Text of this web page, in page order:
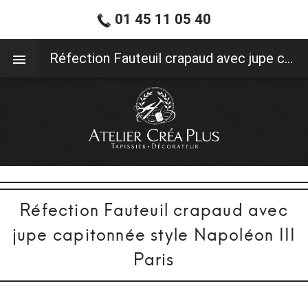
Réfection Fauteuil crapaud avec
jupe capitonnée style Napoléon III
Paris
01 45 11 05 40
Réfection Fauteuil crapaud avec jupe capitonnée style Napoléon III Paris